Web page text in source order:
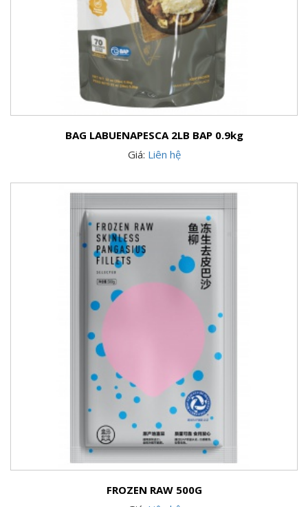
BAG LABUENAPESCA 2LB BAP 0.9kg
Giá: Liên hệ
FROZEN RAW 500G